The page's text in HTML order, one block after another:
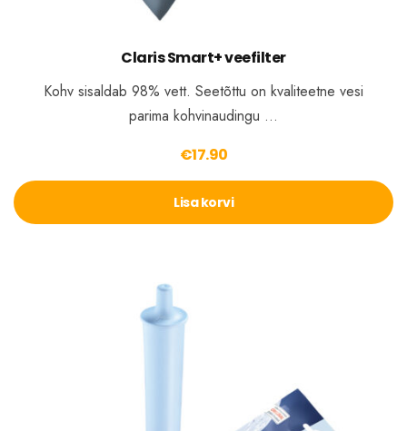
Claris Smart+ veefilter
Kohv sisaldab 98% vett. Seetõttu on kvaliteetne vesi
parima kohvinaudingu …
€17.90
Lisa korvi